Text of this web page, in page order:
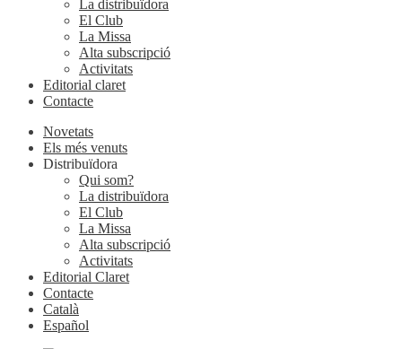
La distribuïdora
El Club
La Missa
Alta subscripció
Activitats
Editorial claret
Contacte
Novetats
Els més venuts
Distribuïdora
Qui som?
La distribuïdora
El Club
La Missa
Alta subscripció
Activitats
Editorial Claret
Contacte
Català
Español